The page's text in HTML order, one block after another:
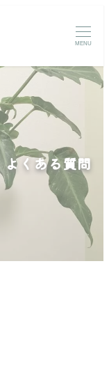
MENU
よくある質問